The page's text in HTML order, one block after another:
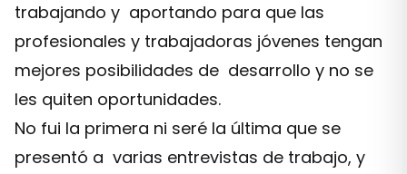
trabajando y aportando para que las
profesionales y trabajadoras jóvenes tengan
mejores posibilidades de desarrollo y no se
les quiten oportunidades.
No fui la primera ni seré la última que se
presentó a varias entrevistas de trabajo, y